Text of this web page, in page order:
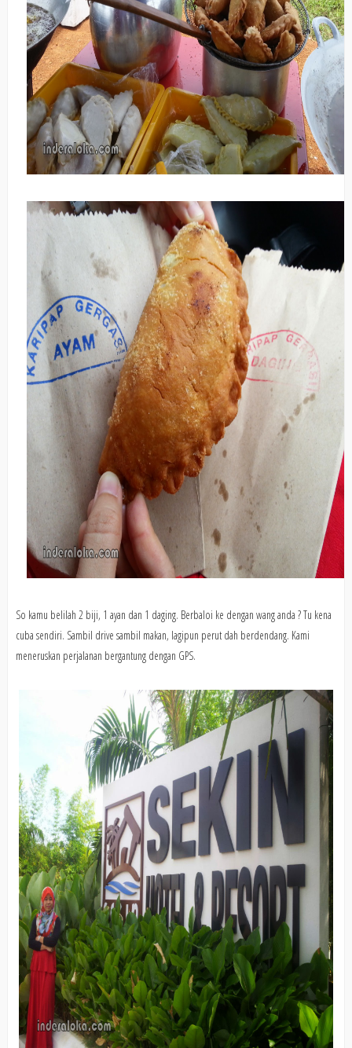
So kamu belilah 2 biji, 1 ayan dan 1 daging. Berbaloi ke dengan wang anda ? Tu kena
cuba sendiri. Sambil drive sambil makan, lagipun perut dah berdendang. Kami
meneruskan perjalanan bergantung dengan GPS.